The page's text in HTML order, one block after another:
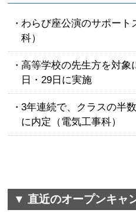
わらび座公演のサポート
科）
高等学校の先生方を対象
日・29日に実施
3年連続で、クラスの半
に内定（電気工事科）
▼ 直近のオープンキャ